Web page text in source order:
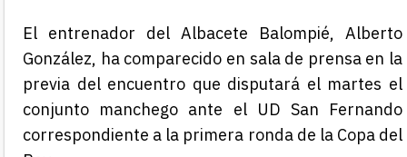
El entrenador del Albacete Balompié, Alberto
González, ha comparecido en sala de prensa en la
previa del encuentro que disputará el martes el
conjunto manchego ante el UD San Fernando
correspondiente a la primera ronda de la Copa del